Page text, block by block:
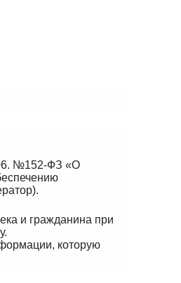
№152-ФЗ «О
и гражданина при
которую